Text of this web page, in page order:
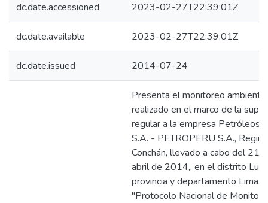
dc.date.accessioned 2023-02-27T22:39:01Z
dc.date.available 2023-02-27T22:39:01Z
dc.date.issued 2014-07-24
Presenta el monitoreo ambiental
realizado en el marco de la
regular a la empresa Petróleos
S.A. - PETROPERU S.A.,
Conchán, llevado a cabo del 21
abril de 2014,. en el distrito
provincia y departamento Lima.
"Protocolo Nacional de